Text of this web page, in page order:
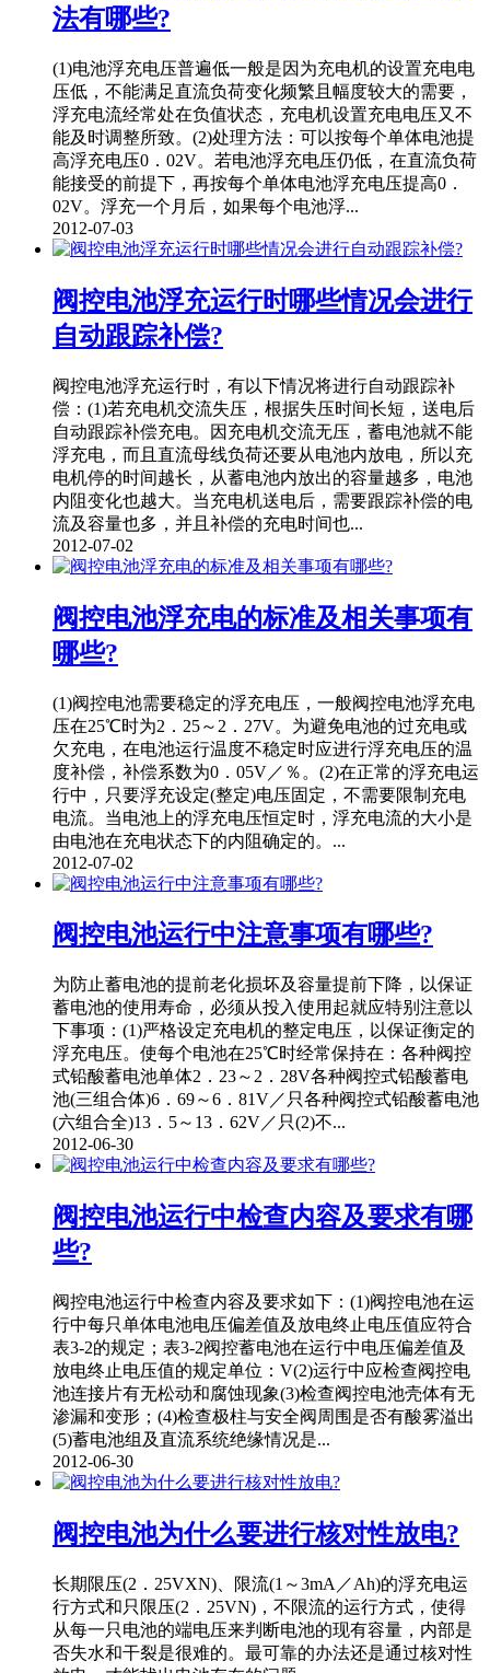
法有哪些?
(1)电池浮充电压普遍低一般是因为充电机的设置充电电
压低，不能满足直流负荷变化频繁且幅度较大的需要，
浮充电流经常处在负值状态，充电机设置充电电压又不
能及时调整所致。(2)处理方法：可以按每个单体电池提
高浮充电压0．02V。若电池浮充电压仍低，在直流负荷
能接受的前提下，再按每个单体电池浮充电压提高0．
02V。浮充一个月后，如果每个电池浮...
2012-07-03
阀控电池浮充运行时哪些情况会进行
自动跟踪补偿?
阀控电池浮充运行时，有以下情况将进行自动跟踪补
偿：(1)若充电机交流失压，根据失压时间长短，送电后
自动跟踪补偿充电。因充电机交流无压，蓄电池就不能
浮充电，而且直流母线负荷还要从电池内放电，所以充
电机停的时间越长，从蓄电池内放出的容量越多，电池
内阻变化也越大。当充电机送电后，需要跟踪补偿的电
流及容量也多，并且补偿的充电时间也...
2012-07-02
阀控电池浮充电的标准及相关事项有
哪些?
(1)阀控电池需要稳定的浮充电压，一般阀控电池浮充电
压在25℃时为2．25～2．27V。为避免电池的过充电或
欠充电，在电池运行温度不稳定时应进行浮充电压的温
度补偿，补偿系数为0．05V／％。(2)在正常的浮充电运
行中，只要浮充设定(整定)电压固定，不需要限制充电
电流。当电池上的浮充电压恒定时，浮充电流的大小是
由电池在充电状态下的内阻确定的。...
2012-07-02
阀控电池运行中注意事项有哪些?
为防止蓄电池的提前老化损坏及容量提前下降，以保证
蓄电池的使用寿命，必须从投入使用起就应特别注意以
下事项：(1)严格设定充电机的整定电压，以保证衡定的
浮充电压。使每个电池在25℃时经常保持在：各种阀控
式铅酸蓄电池单体2．23～2．28V各种阀控式铅酸蓄电
池(三组合体)6．69～6．81V／只各种阀控式铅酸蓄电池
(六组合全)13．5～13．62V／只(2)不...
2012-06-30
阀控电池运行中检查内容及要求有哪
些?
阀控电池运行中检查内容及要求如下：(1)阀控电池在运
行中每只单体电池电压偏差值及放电终止电压值应符合
表3-2的规定；表3-2阀控蓄电池在运行中电压偏差值及
放电终止电压值的规定单位：V(2)运行中应检查阀控电
池连接片有无松动和腐蚀现象(3)检查阀控电池壳体有无
渗漏和变形；(4)检查极柱与安全阀周围是否有酸雾溢出
(5)蓄电池组及直流系统绝缘情况是...
2012-06-30
阀控电池为什么要进行核对性放电?
长期限压(2．25VXN)、限流(1～3mA／Ah)的浮充电运
行方式和只限压(2．25VN)，不限流的运行方式，使得
从每一只电池的端电压来判断电池的现有容量，内部是
否失水和干裂是很难的。最可靠的办法还是通过核对性